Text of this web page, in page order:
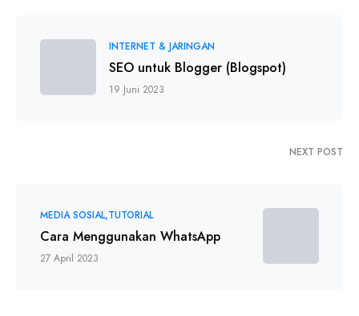
INTERNET & JARINGAN
SEO untuk Blogger (Blogspot)
19 Juni 2023
NEXT POST
MEDIA SOSIAL TUTORIAL
Cara Menggunakan WhatsApp
27 April 2023